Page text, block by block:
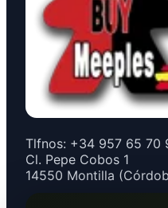
Tlfnos: +34 957 65 70
Cl. Pepe Cobos 1
14550 Montilla